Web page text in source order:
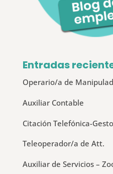
Entradas
Operario/a de
Auxiliar Contable
Citación Telefónica-
Teleoperador/a de Att.
Auxiliar de Servicios –